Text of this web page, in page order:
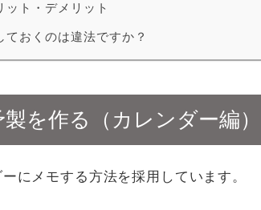
ット・デメリット
ておくのは違法ですか？
を作る（カレンダー編）
にメモする方法を採用しています。